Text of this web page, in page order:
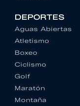
DEPORTES
Aguas Abiertas
Atletismo
Boxeo
Ciclismo
Golf
Maratón
Montaña